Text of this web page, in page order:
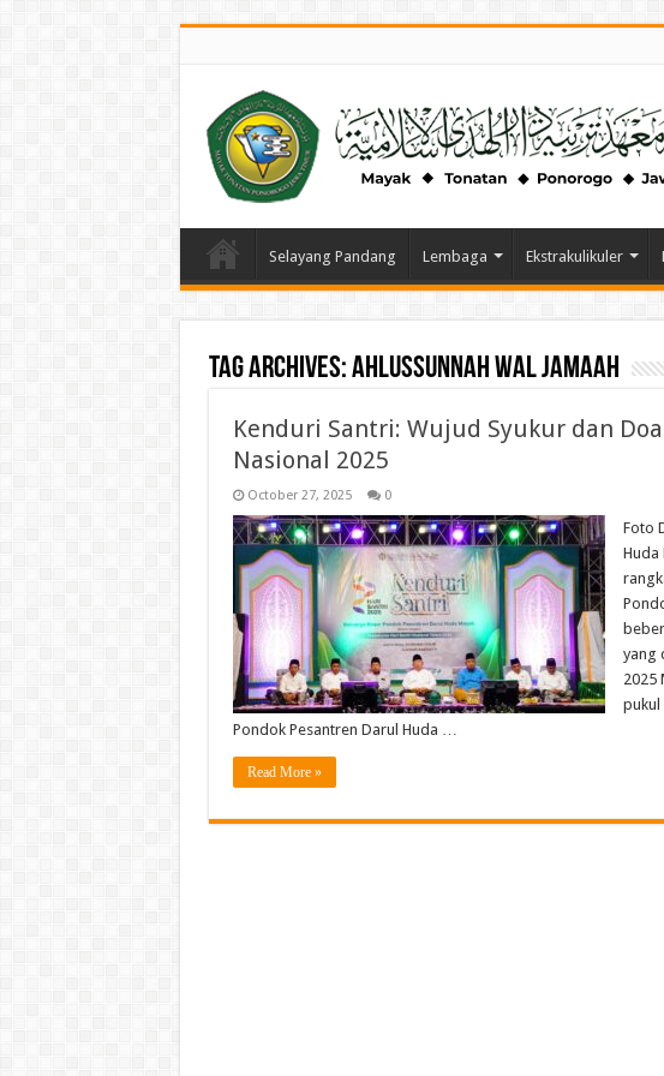
Selayang Pandang Lembaga Ekstrakulikuler
Tag Archives:Ahlussunnah wal Jamaah
Kenduri Santri: Wujud Syukur dan
Nasional 2025
October 27, 2025 0
Foto
Huda
yang
2025
pukul
Pondok Pesantren Darul Huda …
Read More »